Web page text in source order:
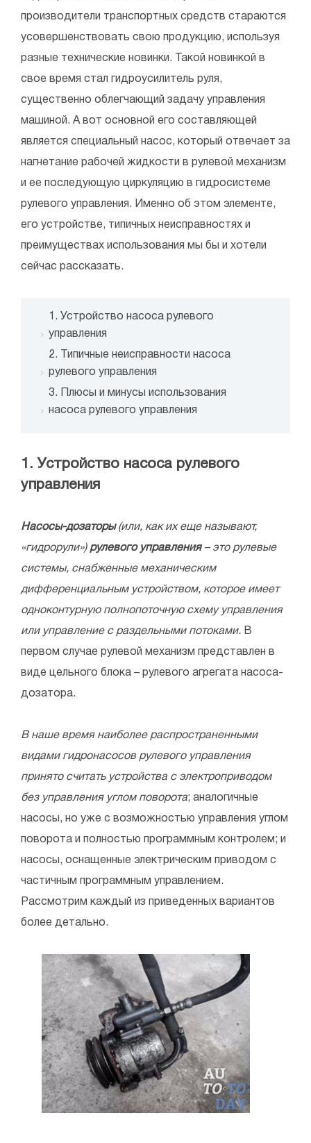
производители транспортных средств стараются
усовершенствовать свою продукцию, используя
разные технические новинки. Такой новинкой в
свое время стал гидроусилитель руля,
существенно облегчающий задачу управления
машиной. А вот основной его составляющей
является специальный насос, который отвечает за
нагнетание рабочей жидкости в рулевой механизм
и ее последующую циркуляцию в гидросистеме
рулевого управления. Именно об этом элементе,
его устройстве, типичных неисправностях и
преимуществах использования мы бы и хотели
сейчас рассказать.
1. Устройство насоса рулевого
управления
2. Типичные неисправности насоса
рулевого управления
3. Плюсы и минусы использования
насоса рулевого управления
1. Устройство насоса рулевого
управления
Насосы-дозаторы(или, как их еще называют,
«гидрорули») рулевого управления– это рулевые
системы, снабженные механическим
дифференциальным устройством, которое имеет
одноконтурную полнопоточную схему управления
или управление с раздельными потоками. В
первом случае рулевой механизм представлен в
виде цельного блока – рулевого агрегата насоса-
дозатора.
В наше время наиболее распространенными
видами гидронасосов рулевого управления
принято считать устройства с электроприводом
без управления углом поворота; аналогичные
насосы, но уже с возможностью управления углом
поворота и полностью программным контролем; и
насосы, оснащенные электрическим приводом с
частичным программным управлением.
Рассмотрим каждый из приведенных вариантов
более детально.